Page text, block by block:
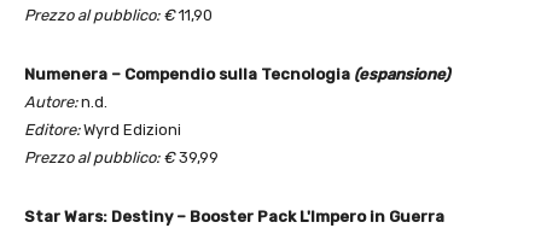
Prezzo al pubblico: €11,90
Numenera – Compendio sulla Tecnologia (espansione)
Autore:n.d.
Editore:Wyrd Edizioni
Prezzo al pubblico: €39,99
Star Wars: Destiny – Booster Pack L'Impero in Guerra